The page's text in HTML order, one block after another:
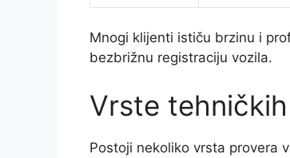
Mnogi klijenti ističu brzinu i
bezbrižnu registraciju vozila.
Vrste
Postoji nekoliko vrsta provera